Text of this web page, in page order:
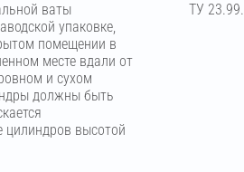
ваты
упаковке,
помещении в
месте вдали от
и сухом
должны быть
цилиндров высотой
ТУ